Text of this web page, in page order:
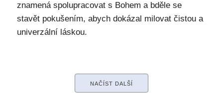
znamená spolupracovat s Bohem a bděle se
stavět pokušením, abych dokázal milovat čistou a
univerzální láskou.
NAČÍST DALŠÍ